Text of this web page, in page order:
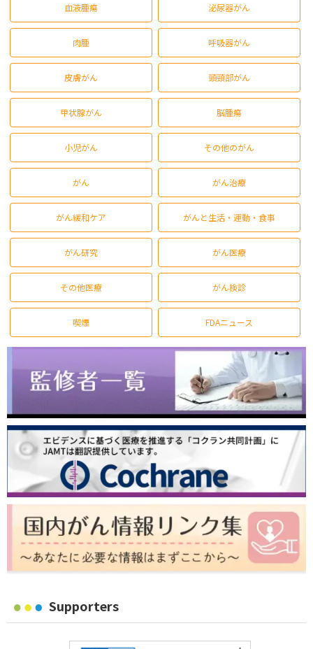
血液腫瘍 泌尿器がん
肉腫 呼吸器がん
皮膚がん 頭頸部がん
甲状腺がん 脳腫瘍
小児がん その他のがん
がん がん治療
がん緩和ケア がんと生活・運動・食事
がん研究 がん医療
その他医療 がん検診
喫煙 FDAニュース
Supporters